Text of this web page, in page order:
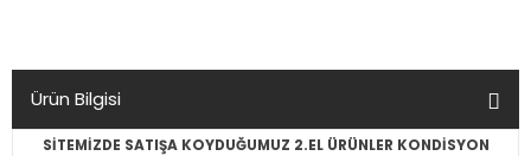
Ürün Bilgisi
SİTEMİZDE SATIŞA KOYDUĞUMUZ 2.EL ÜRÜNLER KONDİSYON